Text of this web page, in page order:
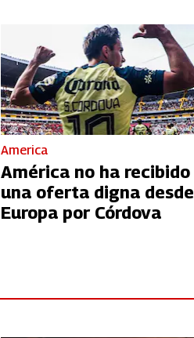
America
América no ha recibido
una oferta digna desde
Europa por Córdova